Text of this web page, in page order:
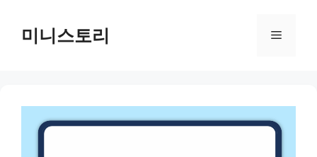
content미니스토리 Menu